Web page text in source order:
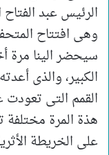
الرئيس عبد
وهى افتتاح
سيحضر الينا مرة
الكبير، والذى
القمم التى تعودت
هذة المرة
على الخريطة